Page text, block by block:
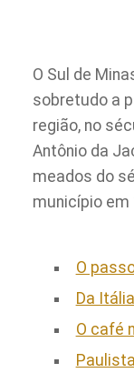
O Sul de
sobretudo a
região, no
Antônio da
meados do
município em
O
Da
O café